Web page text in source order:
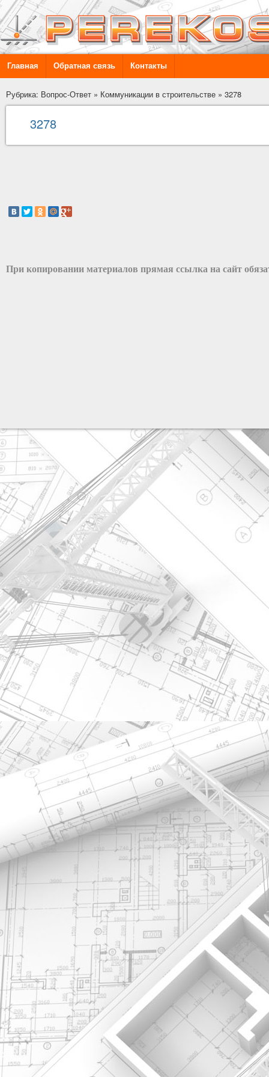
Главная Обратная связь Контакты
Рубрика: Вопрос-Ответ » Коммуникации в строительстве » 3278
3278
При копировании материалов прямая ссылка на сайт